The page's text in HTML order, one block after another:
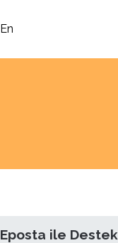
En
Eposta ile Destek